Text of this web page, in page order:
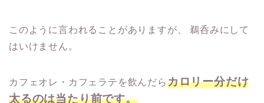
このように言われることがありますが、
鵜呑みにして
はいけません。
カフェオレ・カフェラテを飲んだらカロリー分だけ
太るのは当たり前です。